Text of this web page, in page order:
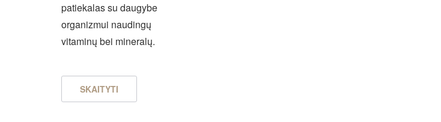
patiekalas su daugybe
organizmui naudingų
vitaminų bei mineralų.
SKAITYTI